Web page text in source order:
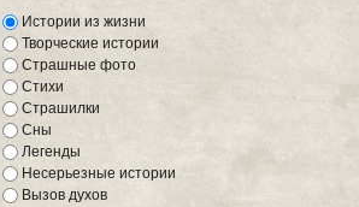
Истории из жизни
Творческие истории
Страшные фото
Стихи
Страшилки
Сны
Легенды
Несерьезные истории
Вызов духов